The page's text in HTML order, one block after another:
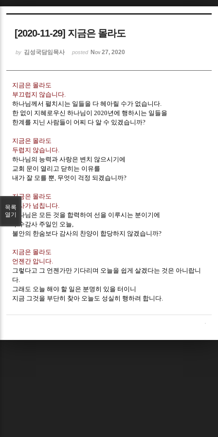
[2020-11-29] 지금은 몰라도
by 김성국담임목사 posted Nov 27, 2020
지금은 몰라도
부끄럽지 않습니다.
하나님께서 펼치시는 일들을 다 헤아릴 수가 없습니다.
한 없이 지혜로우신 하나님이 2020년에 행하시는 일들을
한계를 지닌 사람들이 어찌 다 알 수 있겠습니까?
지금은 몰라도
두렵지 않습니다.
하나님의 능력과 사랑은 변치 않으시기에
교회 문이 열리고 닫히는 이유를
내가 잘 모를 뿐, 무엇이 걱정 되겠습니까?
지금은 몰라도
감사가 넘칩니다.
하나님은 모든 것을 합력하여 선을 이루시는 분이기에
추수감사 주일인 오늘,
불안의 한숨보다 감사의 찬양이 합당하지 않겠습니까?
지금은 몰라도
언젠간 압니다.
그렇다고 그 언젠가만 기다리며 오늘을 쉽게 살겠다는 것은 아니랍니
다.
그래도 오늘 해야 할 일은 분명히 있을 터이니
지금 그것을 부단히 찾아 오늘도 성실히 행하려 합니다.
목록
열기
Sketchbook5, 스케치북5
Sketchbook5, 스케치북5